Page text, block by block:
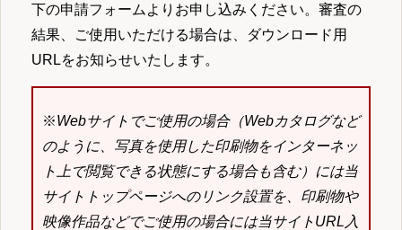
下の申請フォームよりお申し込みください。審査の
結果、ご使用いただける場合は、ダウンロード用
URLをお知らせいたします。
※Webサイトでご使用の場合（Webカタログなど
のように、写真を使用した印刷物をインターネッ
ト上で閲覧できる状態にする場合も含む）には当
サイトトップページへのリンク設置を、印刷物や
映像作品などでご使用の場合には当サイトURL入